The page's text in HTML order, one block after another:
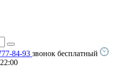
84-93 звонок бесплатный